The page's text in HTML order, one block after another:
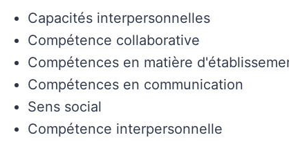
Capacités interpersonnelles
Compétence collaborative
Compétences en matière
Compétences en communication
Sens social
Compétence interpersonnelle